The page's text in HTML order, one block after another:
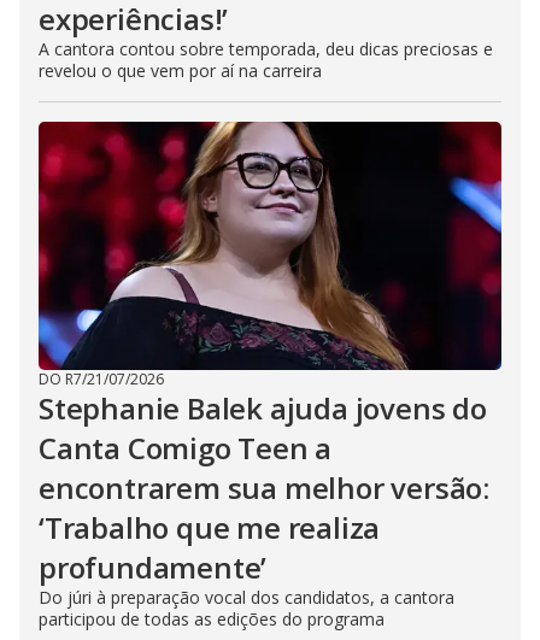
experiências!’
A cantora contou sobre temporada, deu dicas preciosas e
revelou o que vem por aí na carreira
DO R7/21/07/2026
Stephanie Balek ajuda jovens do
Canta Comigo Teen a
encontrarem sua melhor versão:
‘Trabalho que me realiza
profundamente’
Do júri à preparação vocal dos candidatos, a cantora
participou de todas as edições do programa